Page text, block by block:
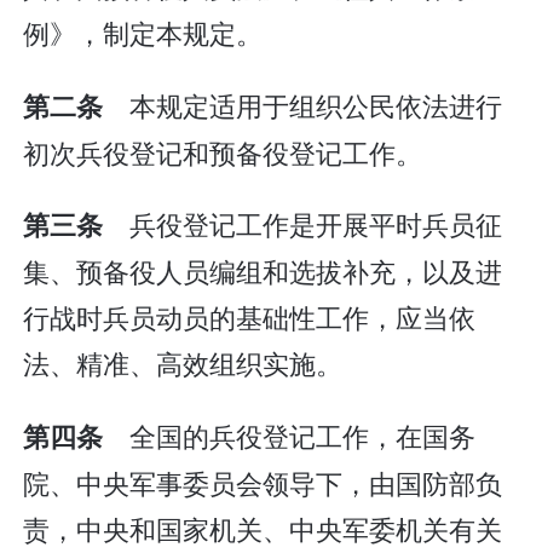
例》，制定本规定。
第二条本规定适用于组织公民依法进行
初次兵役登记和预备役登记工作。
第三条兵役登记工作是开展平时兵员征
集、预备役人员编组和选拔补充，以及进
行战时兵员动员的基础性工作，应当依
法、精准、高效组织实施。
第四条全国的兵役登记工作，在国务
院、中央军事委员会领导下，由国防部负
责，中央和国家机关、中央军委机关有关